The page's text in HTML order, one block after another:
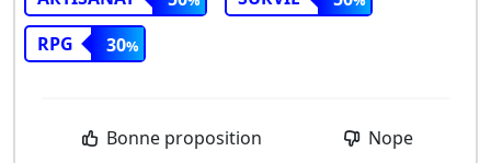
RPG
30
Bonne proposition Nope